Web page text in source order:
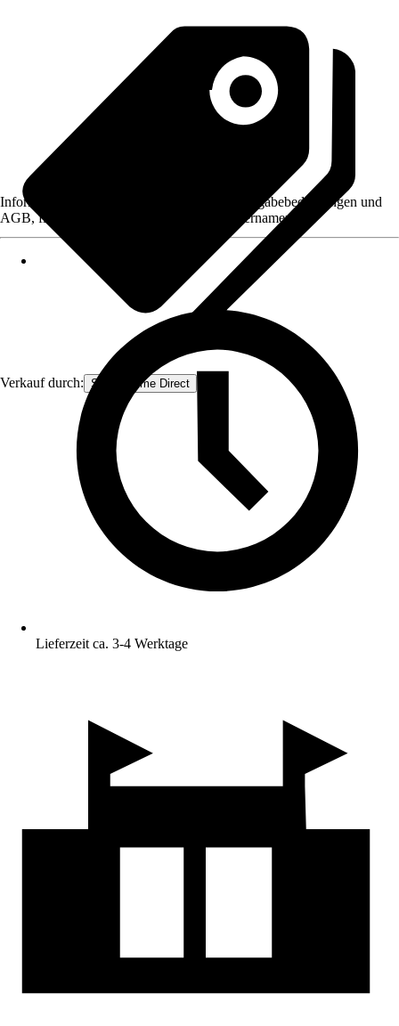
Verkauf durch: Smart Home Direct
Informationen des Verkäufers, wie z. B. Rückgabebedingungen und
AGB, finden Sie bei Klick auf den Verkäufernamen.
Lieferzeit ca. 3-4 Werktage